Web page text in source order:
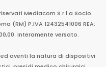
Mediacom S.r.l a Socio
(RM) P.IVA 12432541006 REA:
Interamente versato.
aventi la natura di dispositivi